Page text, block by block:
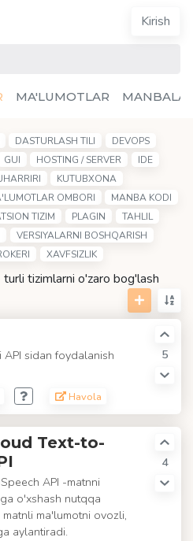
Kirish
MA'LUMOTLAR
DASTURLASH TILI
DEVOPS
GUI HOSTING / SERVER
IDE
KUTUBXONA
OMBORI
MANBA KODI
TIZIM PLAGIN
TAHLIL
VERSIYALARNI BOSHQARISH
XAVFSIZLIK
tizimlarni o'zaro bog'lash
5
API sidan foydalanish
Havola
4
Text-to-
API -matnni
o'xshash nutqqa
ma'lumotni ovozli,
aylantiradi.